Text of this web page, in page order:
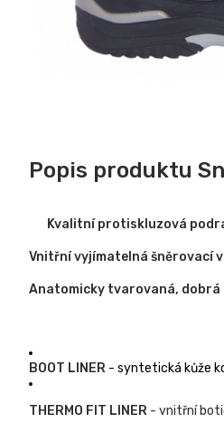
Popis produktu
Kvalitní protiskluzová
Vnitřní vyjímatelná šněrovací
Anatomicky tvarovaná,
BOOT LINER - syntetická kůže
THERMO FIT LINER - vnitřní